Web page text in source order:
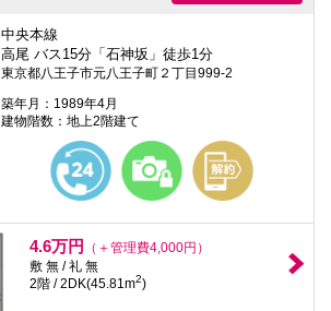
中央本線
高尾 バス15分「石神坂」徒歩1分
東京都八王子市元八王子町２丁目999-2
築年月：1989年4月
建物階数：地上2階建て
4.6万円
（＋管理費4,000円）
敷 無 / 礼 無
2階 / 2DK(45.81m2)